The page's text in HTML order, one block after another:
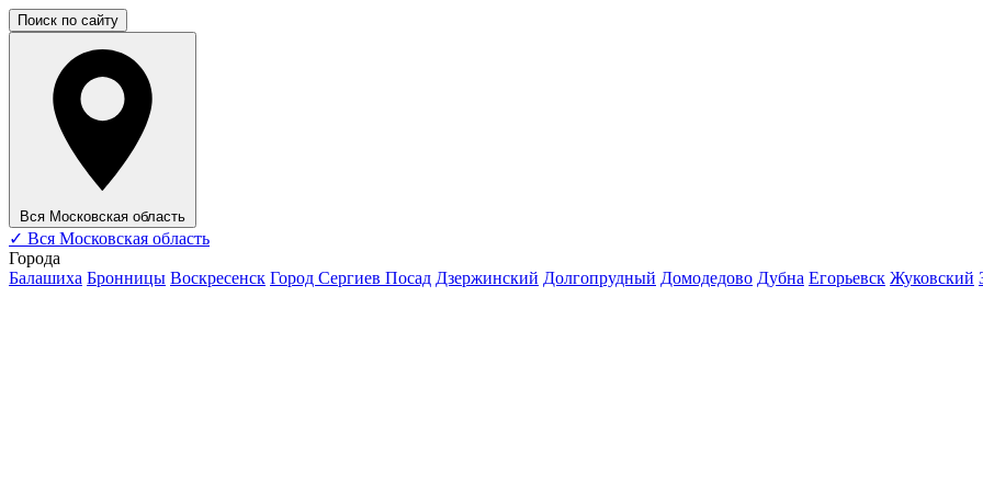
Поиск по сайту
Вся Московская область
✓ Вся Московская область
Города
Балашиха Бронницы Воскресенск Город Сергиев Посад Дзержинский Долгопрудный Домодедово Дубна Егорьевск Жуковский